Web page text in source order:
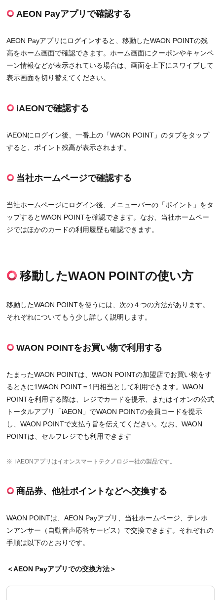
AEON Payアプリで確認する
AEON Payアプリにログインすると、移動したWAON POINTの残
高をホーム画面で確認できます。ホーム画面にクーポンやキャンペ
ーン情報などが表示されている場合は、画面を上下にスワイプして
表示画面を切り替えてください。
iAEONで確認する
iAEONにログイン後、一番上の「WAON POINT」のタブをタップ
すると、ポイント残高が表示されます。
当社ホームページで確認する
当社ホームページにログイン後、メニューバーの「ポイント」をタ
ップするとWAON POINTを確認できます。なお、当社ホームペー
ジではほかのカードの利用履歴も確認できます。
移動したWAON POINTの使い方
移動したWAON POINTを使うには、次の４つの方法があります。
それぞれについてもう少し詳しく説明します。
WAON POINTをお買い物で利用する
たまったWAON POINTは、WAON POINTの加盟店でお買い物をす
るときに1WAON POINT＝1円相当として利用できます。WAON
POINTを利用する際は、レジでカードを提示、またはイオンの公式
トータルアプリ「iAEON」でWAON POINTの会員コードを提示
し、WAON POINTで支払う旨を伝えてください。なお、WAON
POINTは、セルフレジでも利用できます
※ iAEONアプリはイオンスマートテクノロジー社の製品です。
商品券、他社ポイントなどへ交換する
WAON POINTは、AEON Payアプリ、当社ホームページ、テレホ
ンアンサー（自動音声応答サービス）で交換できます。それぞれの
手順は以下のとおりです。
＜AEON Payアプリでの交換方法＞